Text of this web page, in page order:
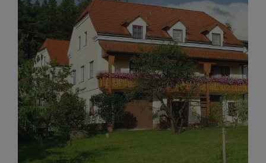
Für Hochzeitspaare
Romantikurlaub zu zweit
Nachhaltiger Urlaub
Urlaub ohne Auto
Besondere Unterkünfte
Historische Höfe
E-Bike-Verleih